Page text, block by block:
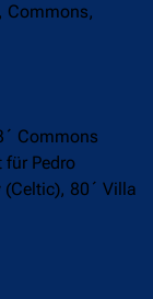
Commons,
Commons
Pedro
80´ Villa